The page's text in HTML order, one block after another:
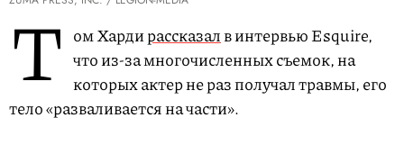
Т ом Хардирассказалв интервью Esquire,
что из-за многочисленных съемок, на
которых актер не раз получал травмы, его
тело «разваливается на части».